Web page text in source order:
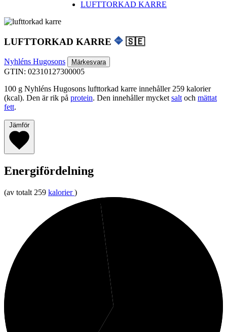
LUFTTORKAD KARRE
LUFTTORKAD KARRE 🇸🇪
Nyhléns Hugosons Märkesvara
GTIN: 02310127300005
100 g Nyhléns Hugosons lufttorkad karre innehåller 259 kalorier
(kcal). Den är rik på protein. Den innehåller mycketsaltoch mättat
fett.
Jämför
Energifördelning
(av totalt 259 kalorier )
2%
Kolhydrater